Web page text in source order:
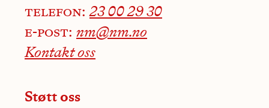
telefon:23 00 29 30
e-post: nm@nm.no
Kontakt oss
Støtt oss